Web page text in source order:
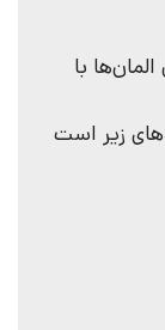
با
زیر است